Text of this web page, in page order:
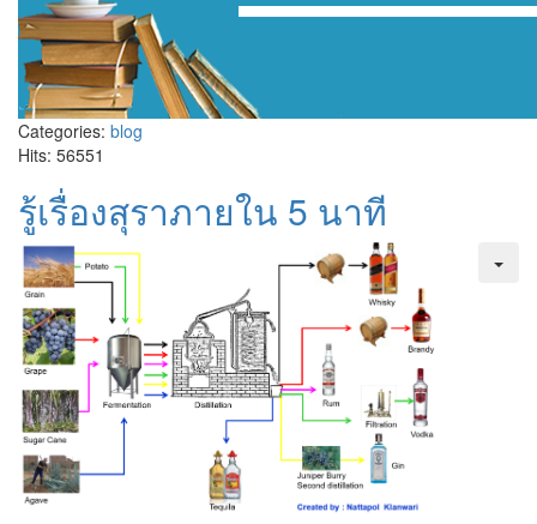
Categories: blog
Hits: 56551
รู้เรื่องสุราภายใน 5 นาที